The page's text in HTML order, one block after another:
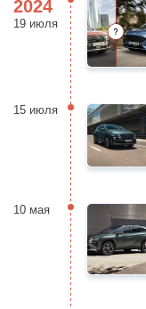
2024
19 июля
15 июля
10 мая